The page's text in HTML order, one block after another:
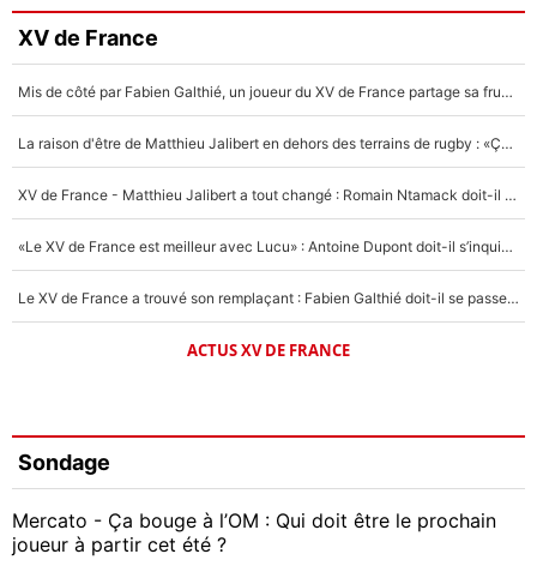
XV de France
Mis de côté par Fabien Galthié, un joueur du XV de France partage sa frustration : «ils ne me l’ont pas dit tout de suite»
La raison d'être de Matthieu Jalibert en dehors des terrains de rugby : «Ça m'atteint autant que si tu touches à un membre de ma famille»
XV de France - Matthieu Jalibert a tout changé : Romain Ntamack doit-il s’inquiéter pour sa place à un an de la Coupe du monde ?
«Le XV de France est meilleur avec Lucu» : Antoine Dupont doit-il s’inquiéter pour sa place ?
Le XV de France a trouvé son remplaçant : Fabien Galthié doit-il se passer d'Antoine Dupont ?
ACTUS XV DE FRANCE
Sondage
Mercato - Ça bouge à l’OM : Qui doit être le prochain
joueur à partir cet été ?